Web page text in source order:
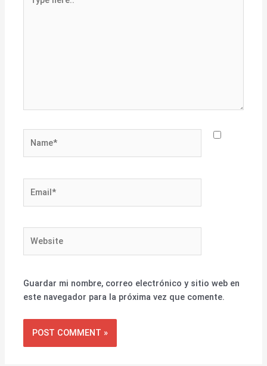
here..
Guardar mi nombre, correo electrónico y sitio web en
este navegador para la próxima vez que comente.